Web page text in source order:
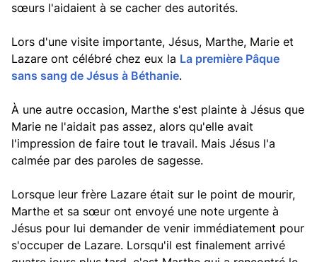
sœurs l'aidaient à se cacher des autorités.
Lors d'une visite importante, Jésus, Marthe, Marie et
Lazare ont célébré chez eux la La première Pâque
sans sang de Jésus à Béthanie.
À une autre occasion, Marthe s'est plainte à Jésus que
Marie ne l'aidait pas assez, alors qu'elle avait
l'impression de faire tout le travail. Mais Jésus l'a
calmée par des paroles de sagesse.
Lorsque leur frère Lazare était sur le point de mourir,
Marthe et sa sœur ont envoyé une note urgente à
Jésus pour lui demander de venir immédiatement pour
s'occuper de Lazare. Lorsqu'il est finalement arrivé